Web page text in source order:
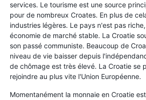
services. Le tourisme est une source
pour de nombreux Croates. En plus de
industries légères. Le pays n'est pas
économie de marché stable. La Croatie
son passé communiste. Beaucoup de
niveau de vie baisser depuis
de chômage est très élevé. La Croatie se
rejoindre au plus vite l'Union Européenne.
Momentanément la monnaie en Croatie